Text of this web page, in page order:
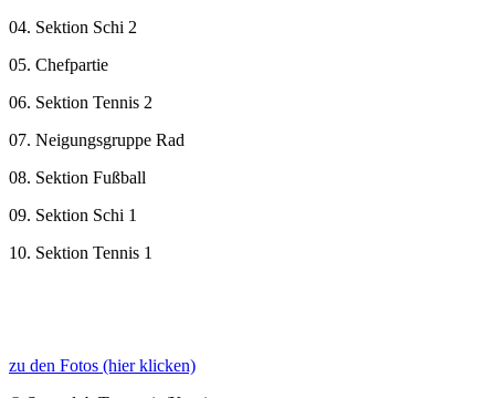
04. Sektion Schi 2
05. Chefpartie
06. Sektion Tennis 2
07. Neigungsgruppe Rad
08. Sektion Fußball
09. Sektion Schi 1
10. Sektion Tennis 1
zu den Fotos (hier klicken)